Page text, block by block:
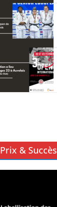
Prix & Succès